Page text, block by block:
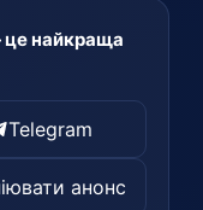
це найкраща
Telegram
анонс